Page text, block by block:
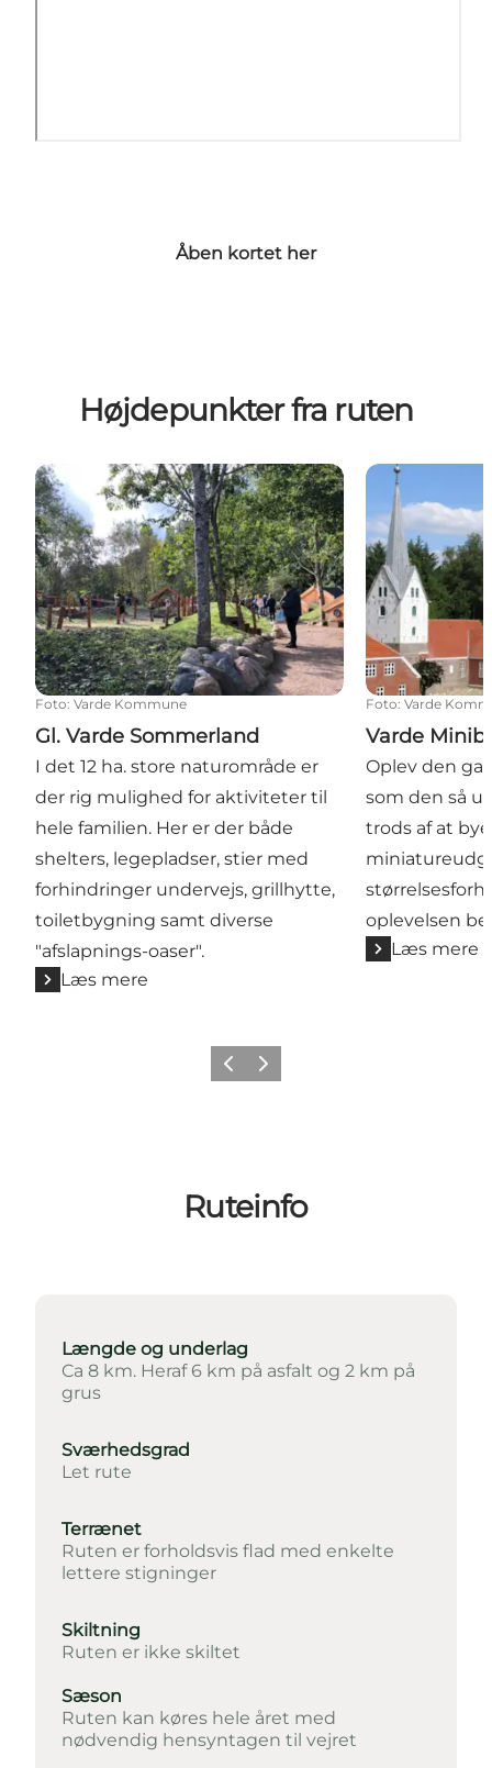
Åben kortet her
Højdepunkter fra ruten
Gl. Varde Sommerland
Foto: Varde Kommune
Gl. Varde Sommerland
I det 12 ha. store naturområde er
der rig mulighed for aktiviteter til
hele familien. Her er der både
shelters, legepladser, stier med
forhindringer undervejs, grillhytte,
toiletbygning samt diverse
"afslapnings-oaser".
Læs mere
Varde Miniby
Foto: Varde
Varde
Oplev den
som den så
trods af at
oplevelsen
Læs mere
ForrigeNæste
Ruteinfo
Længde og underlag
Ca 8 km. Heraf 6 km på asfalt og 2 km på
grus
Sværhedsgrad
Let rute
Terrænet
Ruten er forholdsvis flad med enkelte
lettere stigninger
Skiltning
Ruten er ikke skiltet
Sæson
Ruten kan køres hele året med
nødvendig hensyntagen til vejret